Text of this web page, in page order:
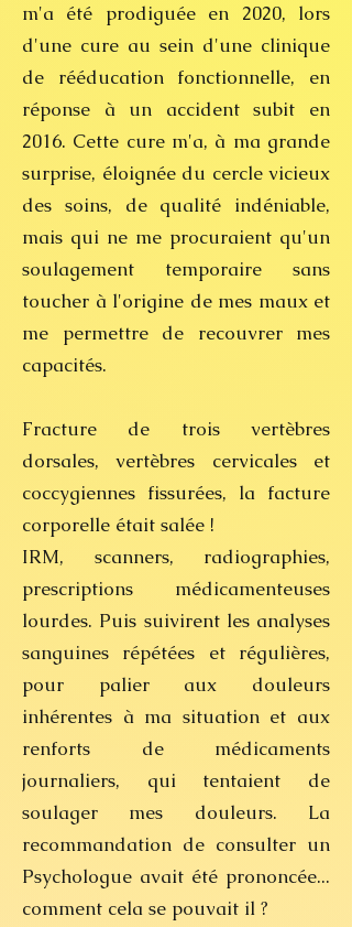
m'a été prodiguée en 2020, lors
d'une cure au sein d'une clinique
de rééducation fonctionnelle, en
réponse à un accident subit en
2016. Cette cure m'a, à ma grande
surprise, éloignée du cercle vicieux
des soins, de qualité indéniable,
mais qui ne me procuraient qu'un
soulagement temporaire sans
toucher à l'origine de mes maux et
me permettre de recouvrer mes
capacités.
Fracture de trois vertèbres
dorsales, vertèbres cervicales et
coccygiennes fissurées, la facture
corporelle était salée !
IRM, scanners, radiographies,
prescriptions médicamenteuses
lourdes. Puis suivirent les analyses
sanguines répétées et régulières,
pour palier aux douleurs
inhérentes à ma situation et aux
renforts de médicaments
journaliers, qui tentaient de
soulager mes douleurs. La
recommandation de consulter un
Psychologue avait été prononcée...
comment cela se pouvait il ?